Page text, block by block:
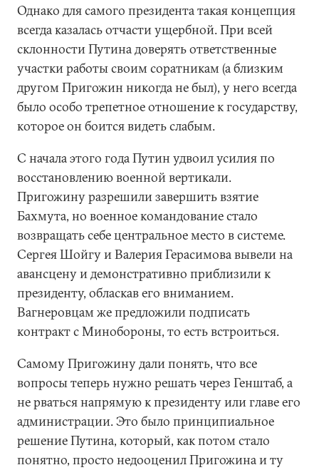
Однако для самого президента такая концепция
всегда казалась отчасти ущербной. При всей
склонности Путина доверять ответственные
участки работы своим соратникам (а близким
другом Пригожин никогда не был), у него всегда
было особо трепетное отношение к государству,
которое он боится видеть слабым.
С начала этого года Путин удвоил усилия по
восстановлению военной вертикали.
Пригожину разрешили завершить взятие
Бахмута, но военное командование стало
возвращать себе центральное место в системе.
Сергея Шойгу и Валерия Герасимова вывели на
авансцену и демонстративно приблизили к
президенту, обласкав его вниманием.
Вагнеровцам же предложили подписать
контракт с Минобороны, то есть встроиться.
Самому Пригожину дали понять, что все
вопросы теперь нужно решать через Генштаб, а
не рваться напрямую к президенту или главе его
администрации. Это было принципиальное
решение Путина, который, как потом стало
понятно, просто недооценил Пригожина и ту